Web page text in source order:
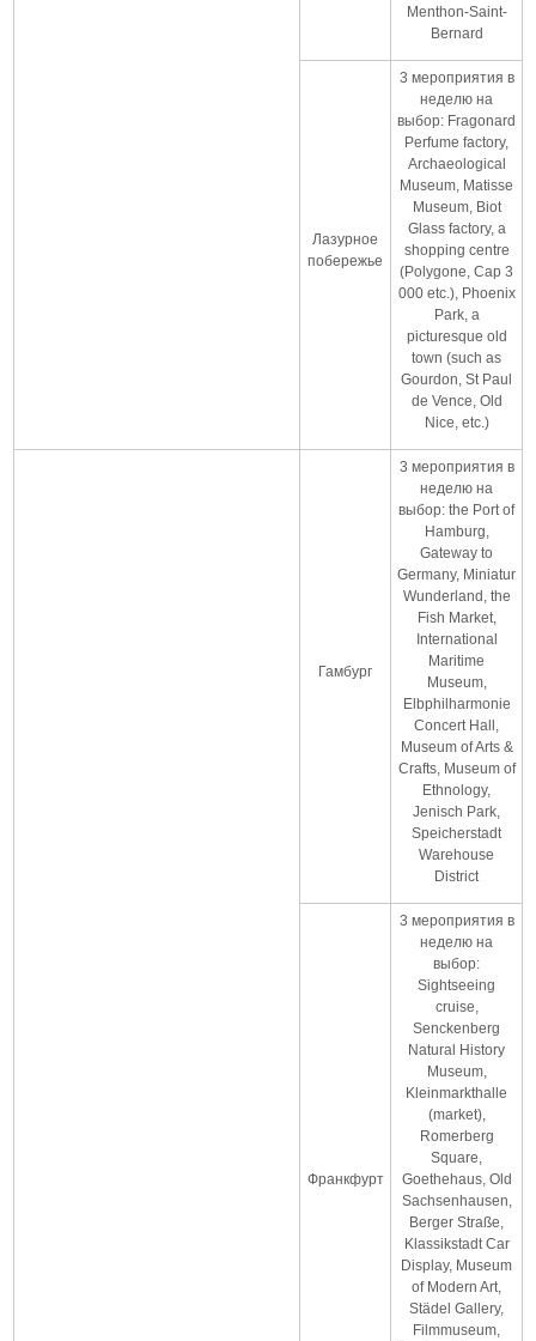
Menthon-Saint-
Bernard
Лазурное
побережье
3 мероприятия в
неделю на
выбор: Fragonard
Perfume factory,
Archaeological
Museum, Matisse
Museum, Biot
Glass factory, a
shopping centre
(Polygone, Cap 3
000 etc.), Phoenix
Park, a
picturesque old
town (such as
Gourdon, St Paul
de Vence, Old
Nice, etc.)
Гамбург
3 мероприятия в
неделю на
выбор: the Port of
Hamburg,
Gateway to
Germany, Miniatur
Wunderland, the
Fish Market,
International
Maritime
Museum,
Elbphilharmonie
Concert Hall,
Museum of Arts &
Crafts, Museum of
Ethnology,
Jenisch Park,
Speicherstadt
Warehouse
District
Франкфурт
3 мероприятия в
неделю на
выбор:
Sightseeing
cruise,
Senckenberg
Natural History
Museum,
Kleinmarkthalle
(market),
Romerberg
Square,
Goethehaus, Old
Sachsenhausen,
Berger Straße,
Klassikstadt Car
Display, Museum
of Modern Art,
Städel Gallery,
Filmmuseum,